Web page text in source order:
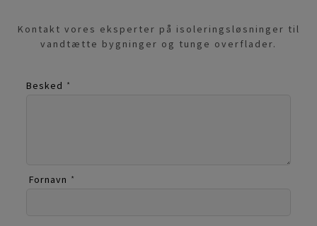
Kontakt vores eksperter på isoleringsløsninger til
vandtætte bygninger og tunge overflader.
Besked *
Fornavn *